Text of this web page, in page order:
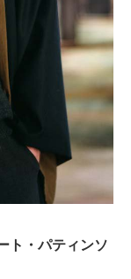
ト・パティンソ